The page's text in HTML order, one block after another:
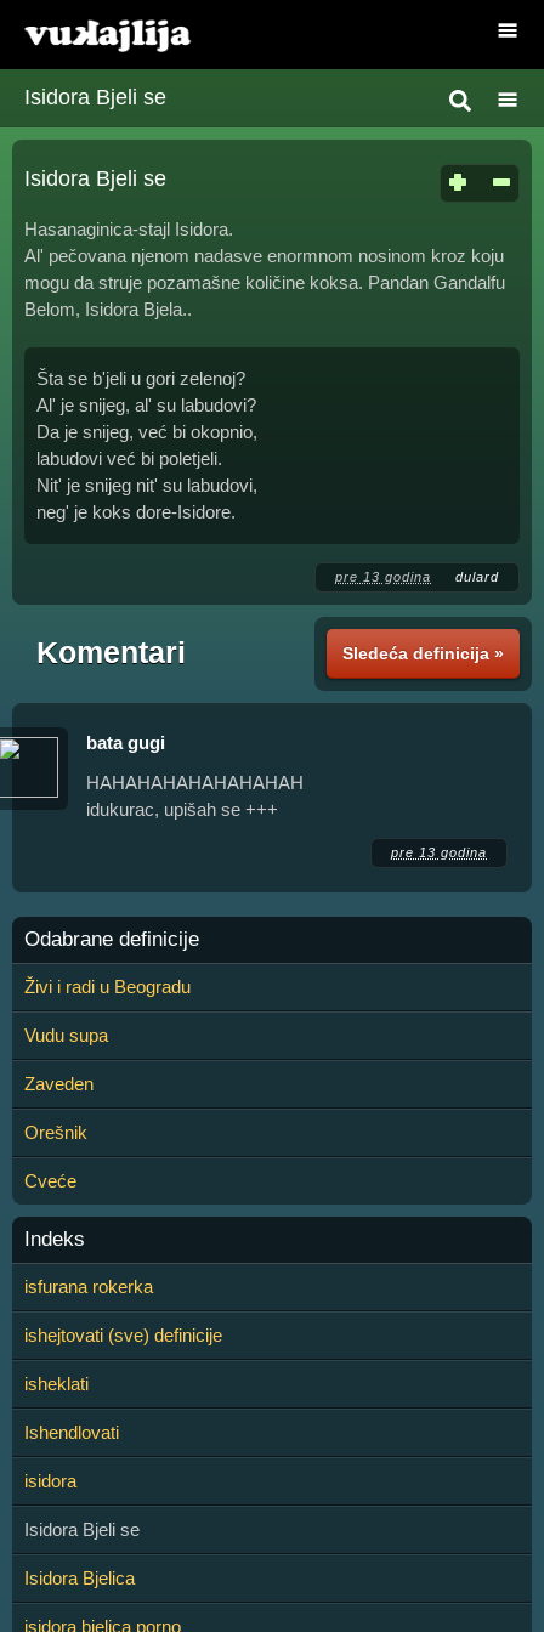
Isidora Bjeli se
Isidora Bjeli se
Hasanaginica-stajl Isidora.
Al' pečovana njenom nadasve enormnom nosinom kroz koju
mogu da struje pozamašne količine koksa. Pandan Gandalfu
Belom, Isidora Bjela..
Šta se b'jeli u gori zelenoj?
Al' je snijeg, al' su labudovi?
Da je snijeg, već bi okopnio,
labudovi već bi poletjeli.
Nit' je snijeg nit' su labudovi,
neg' je koks dore-Isidore.
pre 13 godina dulard
Sledeća definicija »
Komentari
bata gugi
HAHAHAHAHAHAHAHAH
idukurac, upišah se +++
pre 13 godina
Odabrane definicije
Živi i radi u Beogradu
Vudu supa
Zaveden
Orešnik
Cveće
Indeks
isfurana rokerka
ishejtovati (sve) definicije
isheklati
Ishendlovati
isidora
Isidora Bjeli se
Isidora Bjelica
isidora bjelica porno